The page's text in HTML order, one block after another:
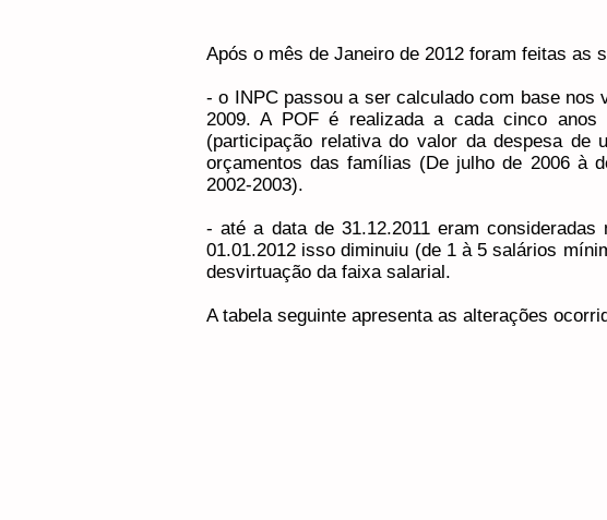
Após o mês de Janeiro de 2012 foram feitas as
- o INPC passou a ser calculado com base nos
2009. A POF é realizada a cada cinco
(participação relativa do valor da despesa de
orçamentos das famílias (De julho de 2006 à
2002-2003).
- até a data de 31.12.2011 eram
01.01.2012 isso diminuiu (de 1 à 5 salários
desvirtuação da faixa salarial.
A tabela seguinte apresenta as alterações